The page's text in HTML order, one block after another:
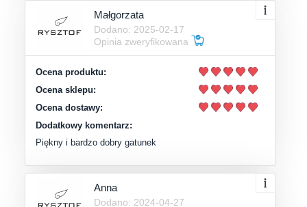
Małgorzata
Dodano: 2025-02-17
Opinia zweryfikowana
Ocena produktu:
Ocena sklepu:
Ocena dostawy:
Dodatkowy komentarz:
Piękny i bardzo dobry gatunek
Anna
Dodano: 2024-04-27